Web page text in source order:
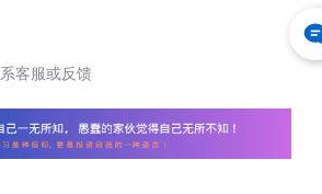
客服或反馈